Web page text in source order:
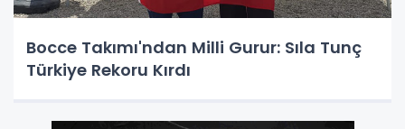
Bocce Takımı'ndan Milli Gurur: Sıla Tunç
Türkiye Rekoru Kırdı